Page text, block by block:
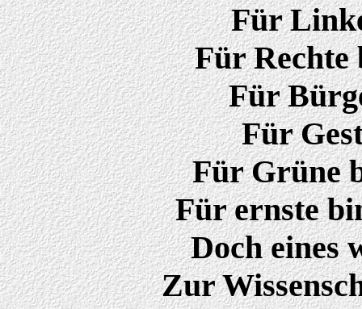
Für
Für
Für
Für
Für Grüne
Für ernste
Doch eines
Zur